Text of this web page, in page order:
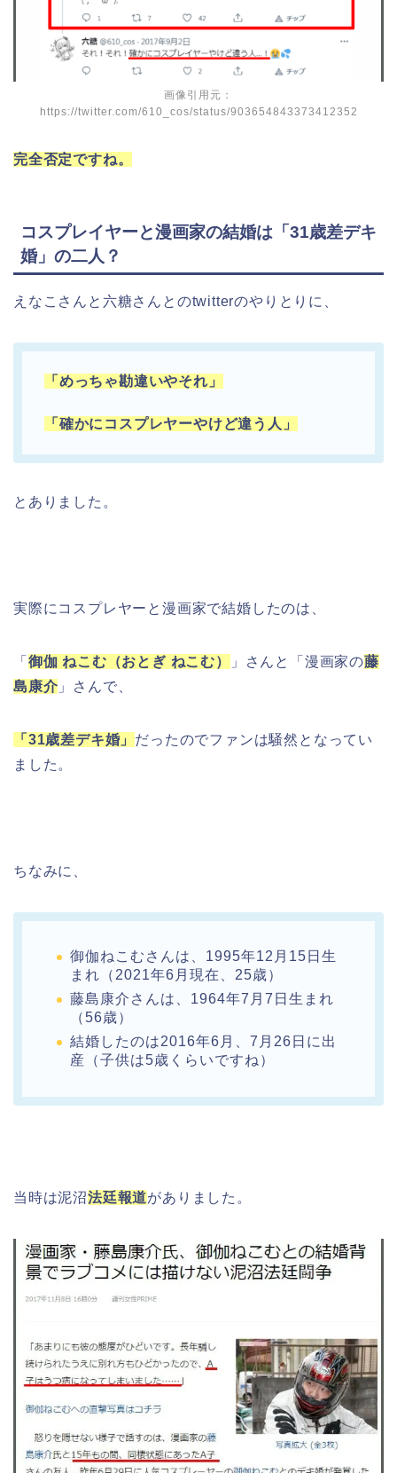
画像引用元：
https://twitter.com/610_cos/status/903654843373412352
完全否定ですね。
コスプレイヤーと漫画家の結婚は「31歳差デキ
婚」の二人？
えなこさんと六糖さんとのtwitterのやりとりに、
「めっちゃ勘違いやそれ」
「確かにコスプレヤーやけど違う人」
とありました。
実際にコスプレヤーと漫画家で結婚したのは、
「 御伽 ねこむ（おとぎ ねこむ） 」さんと「漫画家の藤
島康介 」さんで、
「31歳差デキ婚」 だったのでファンは騒然となってい
ました。
ちなみに、
御伽ねこむさんは、1995年12月15日生
まれ（2021年6月現在、25歳）
藤島康介さんは、1964年7月7日生まれ
（56歳）
結婚したのは2016年6月、7月26日に出
産（子供は5歳くらいですね）
当時は泥沼法廷報道がありました。